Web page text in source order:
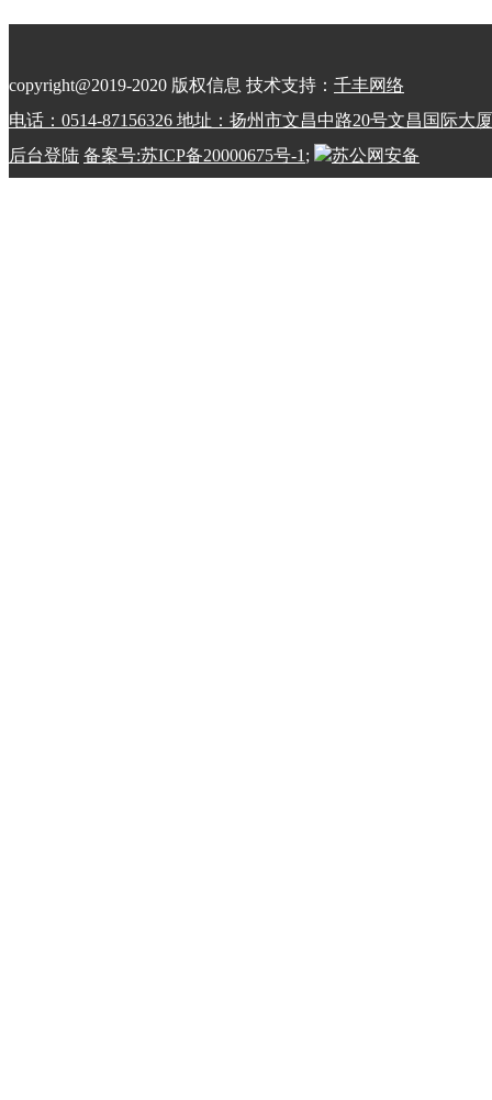
copyright@2019-2020 版权信息 技术支持： 千丰网络
电话：0514-87156326 地址：扬州市文昌中路20号文昌国际大厦
后台登陆 备案号:苏ICP备20000675号-1;
苏公网安备